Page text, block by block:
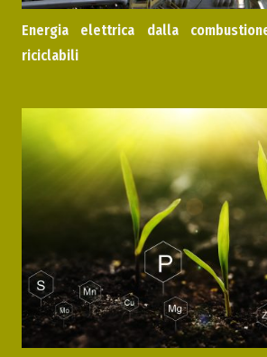
Energia elettrica dalla
riciclabili